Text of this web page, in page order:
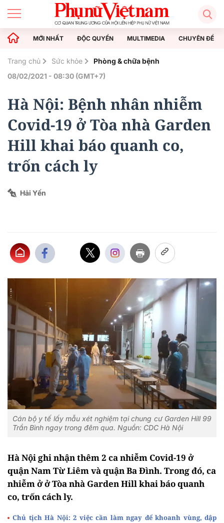
MỚI NHẤT ĐỘC QUYỀN MULTIMEDIA CHUYÊN ĐỀ
Trang chủ Sức khỏe
Phòng & chữa bệnh
08/02/2021 - 08:30 (GMT+7)
Hà Nội: Bệnh nhân nhiễm
Covid-19 ở Tòa nhà Garden
Hill khai báo quanh co,
trốn cách ly
Hải Yến
Cán bộ y tế lấy mẫu xét nghiệm tại chung cư Garden Hill 99
Trần Bình ngay trong đêm qua. Nguồn: CDC Hà Nội
Hà Nội ghi nhận thêm 2 ca nhiễm Covid-19 ở
quận Nam Từ Liêm và quận Ba Đình. Trong đó, ca
nhiễm ở ở Tòa nhà Garden Hill khai báo quanh
co, trốn cách ly.
Chủ tịch Hà Nội: 2 việc cần làm ngay để khoanh vùng, dập